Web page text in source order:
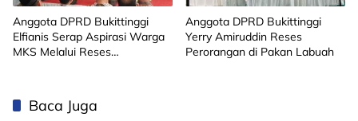
Anggota DPRD Bukittinggi
Elfianis Serap Aspirasi Warga
MKS Melalui Reses
Anggota DPRD Bukittinggi
Yerry Amiruddin Reses
Perorangan di Pakan Labuah
Baca Juga